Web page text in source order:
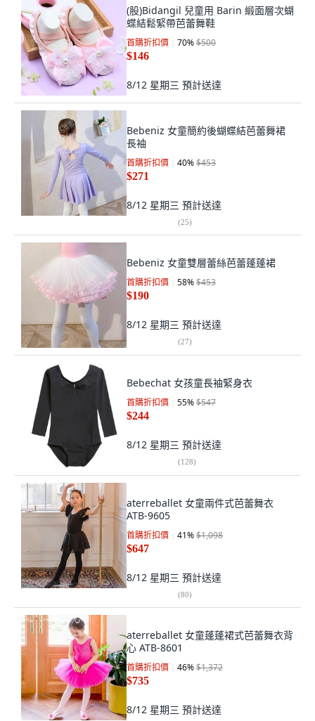
(股)Bidangil 兒童用 Barin 緞面層次蝴
蝶結鬆緊帶芭蕾舞鞋
首購折扣價 70%$500
$146
8/12 星期三 預計送達
Bebeniz 女童簡約後蝴蝶結芭蕾舞裙
長袖
首購折扣價 40%$453
$271
8/12 星期三 預計送達
(25)
Bebeniz 女童雙層蕾絲芭蕾蓬蓬裙
首購折扣價 58%$453
$190
8/12 星期三 預計送達
(27)
Bebechat 女孩童長袖緊身衣
首購折扣價 55%$547
$244
8/12 星期三 預計送達
(128)
aterreballet 女童兩件式芭蕾舞衣
ATB-9605
首購折扣價 41%$1,098
$647
8/12 星期三 預計送達
(80)
aterreballet 女童蓬蓬裙式芭蕾舞衣背
心 ATB-8601
首購折扣價 46%$1,372
$735
8/12 星期三 預計送達